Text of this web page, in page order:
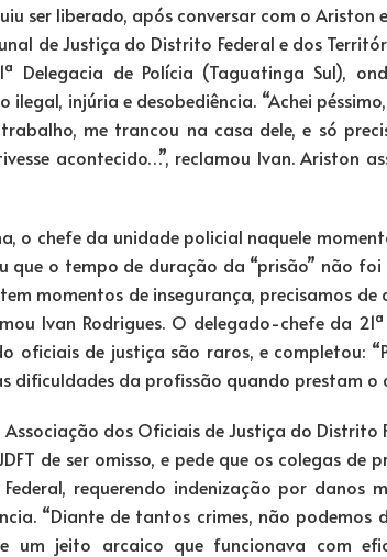
ser liberado, após conversar com o
de Justiça do Distrito Federal e dos
Delegacia de Polícia (Taguatinga Sul),
ilegal, injúria e desobediência. “Achei
me trancou na casa dele, e só
acontecido…”, reclamou Ivan. Ariston
o chefe da unidade policial naquele
que o tempo de duração da “prisão” não
momentos de insegurança, precisamos
Ivan Rodrigues. O delegado-chefe da
oficiais de justiça são raros, e completou:
dificuldades da profissão quando prestam o
dos Oficiais de Justiça do Distrito
de ser omisso, e pede que os colegas
requerendo indenização por danos
“Diante de tantos crimes, não podemos
um jeito arcaico que funcionava com